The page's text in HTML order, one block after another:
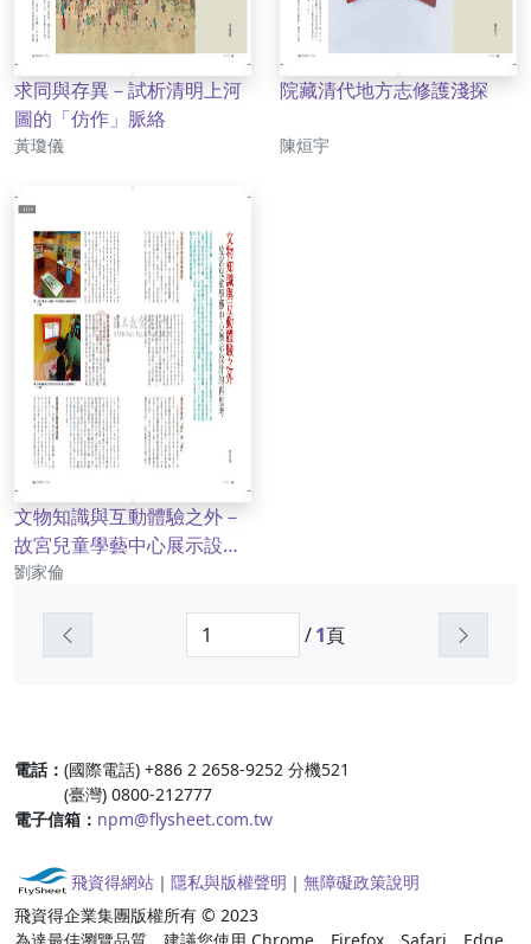
求同與存異－試析清明上河
圖的「仿作」脈絡
作者
黃瓊儀
院藏清代地方志修護淺探
作者
陳烜宇
文物知識與互動體驗之外－
故宮兒童學藝中心展示設計
的再思考
作者
劉家倫
/1頁
電話： (國際電話) +886 2 2658-9252 分機521
(臺灣) 0800-212777
電子信箱： npm@flysheet.com.tw
飛資得網站 ｜ 隱私與版權聲明 ｜ 無障礙政策說明
飛資得企業集團版權所有 © 2023